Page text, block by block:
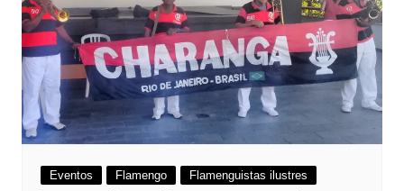
Eventos Flamengo
Flamenguistas ilustres